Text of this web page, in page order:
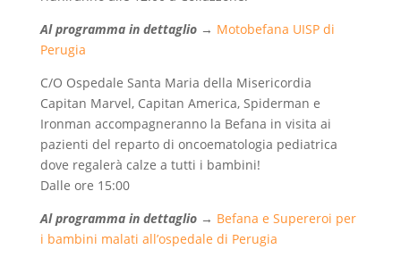
Al programma in dettaglio → Motobefana UISP di
Perugia
C/O Ospedale Santa Maria della Misericordia
Capitan Marvel, Capitan America, Spiderman e
Ironman accompagneranno la Befana in visita ai
pazienti del reparto di oncoematologia pediatrica
dove regalerà calze a tutti i bambini!
Dalle ore 15:00
Al programma in dettaglio → Befana e Supereroi per
i bambini malati all’ospedale di Perugia